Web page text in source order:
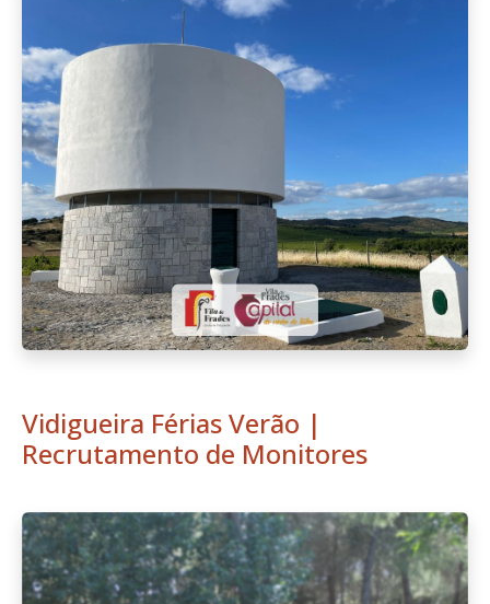
Vidigueira Férias Verão |
Recrutamento de Monitores